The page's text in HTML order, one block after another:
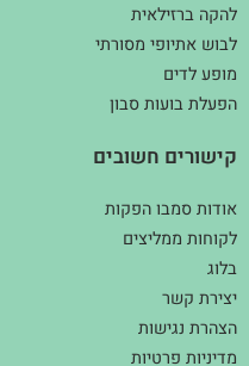
להקה ברזילאית
לבוש אתיופי מסורתי
מופע לדים
הפעלת בועות סבון
קישורים חשובים
אודות סמבו הפקות
לקוחות ממליצים
בלוג
יצירת קשר
הצהרת נגישות
מדיניות פרטיות